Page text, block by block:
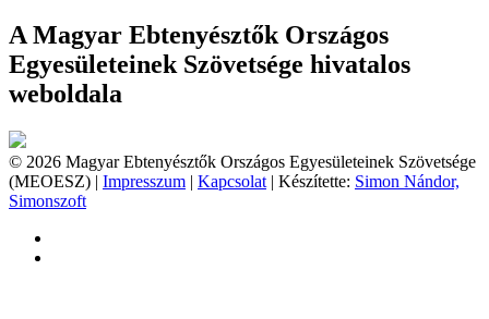
A Magyar Ebtenyésztők Országos
Egyesületeinek Szövetsége hivatalos
weboldala
© 2026 Magyar Ebtenyésztők Országos Egyesületeinek Szövetsége
(MEOESZ) | Impresszum | Kapcsolat | Készítette: Simon Nándor,
Simonszoft